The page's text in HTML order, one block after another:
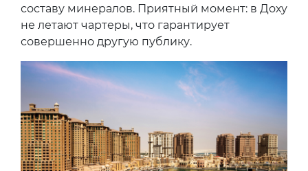
составу минералов. Приятный момент: в Доху
не летают чартеры, что гарантирует
совершенно другую публику.